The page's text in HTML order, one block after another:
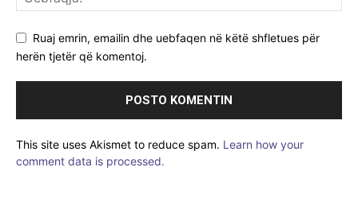
Ruaj emrin, emailin dhe uebfaqen në këtë shfletues për
herën tjetër që komentoj.
This site uses Akismet to reduce spam. Learn how your
comment data is processed.